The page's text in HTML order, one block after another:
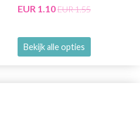
EUR 1.10EUR 1.55
Bekijk alle opties